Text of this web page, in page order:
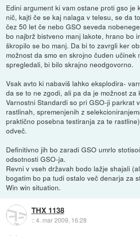
Edini argument ki vam ostane proti gso je
nič, kajti če se kaj nalaga v telesu, se da
čez 50 let če nebo GSO seveda
bo najbrž bistveno manj lakote, hrano bo
škropilo se bo manj. Da bi to zavrgli ker
možnost da smo en skrojno čuden učinek
spregledali, bi bilo skrajno neodgovorno.
Vsak avto ki nabaviš lahko eksplodira-
da se to ne zgodi, ali pa da je možnost za
Varnostni Standardi so pri GSO-ji parkrat
rastlinah, spremenjenih z
praktično posebna testiranja za te
odveč.
Definitivno jih bo zaradi GSO umrlo
odsotnosti GSO-ja.
Revni v vseh državah bodo lažje shajali
bogatim bo pa tudi ostalo več denarja za
Win win situation.
THX 1138
::4. mar 2009, 16:28